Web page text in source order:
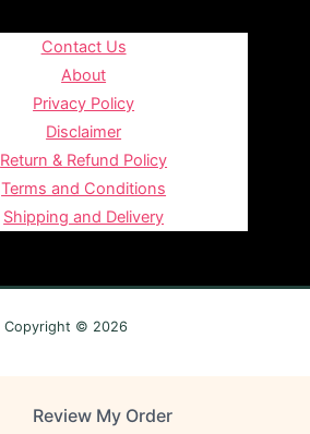
Contact Us
About
Privacy Policy
Disclaimer
Return & Refund Policy
Terms and Conditions
Shipping and Delivery
Copyright © 2026
Review My Order